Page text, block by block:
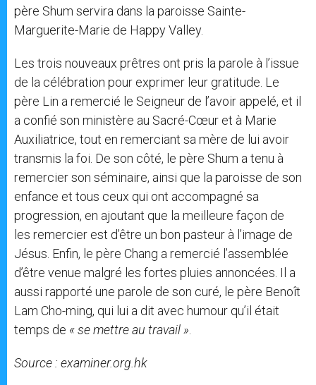
père Shum servira dans la paroisse Sainte-
Marguerite-Marie de Happy Valley.
Les trois nouveaux prêtres ont pris la parole à l’issue
de la célébration pour exprimer leur gratitude. Le
père Lin a remercié le Seigneur de l’avoir appelé, et il
a confié son ministère au Sacré-Cœur et à Marie
Auxiliatrice, tout en remerciant sa mère de lui avoir
transmis la foi. De son côté, le père Shum a tenu à
remercier son séminaire, ainsi que la paroisse de son
enfance et tous ceux qui ont accompagné sa
progression, en ajoutant que la meilleure façon de
les remercier est d’être un bon pasteur à l’image de
Jésus. Enfin, le père Chang a remercié l’assemblée
d’être venue malgré les fortes pluies annoncées. Il a
aussi rapporté une parole de son curé, le père Benoît
Lam Cho-ming, qui lui a dit avec humour qu’il était
temps de « se mettre au travail »
Source : examiner.org.hk